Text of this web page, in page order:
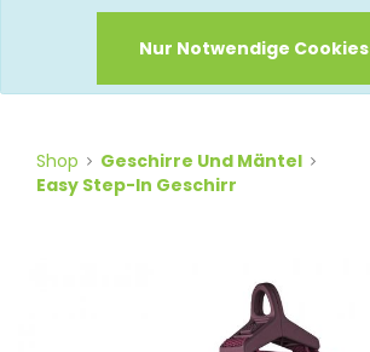
Nur Notwendige Cookies
Shop
Geschirre Und Mäntel
Easy Step-In Geschirr